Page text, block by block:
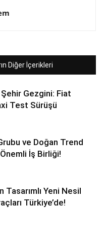
Diğer İçerikleri
Gezgini: Fiat
Test Sürüşü
ve Doğan Trend
İş Birliği!
Tasarımlı Yeni Nesil
Türkiye’de!